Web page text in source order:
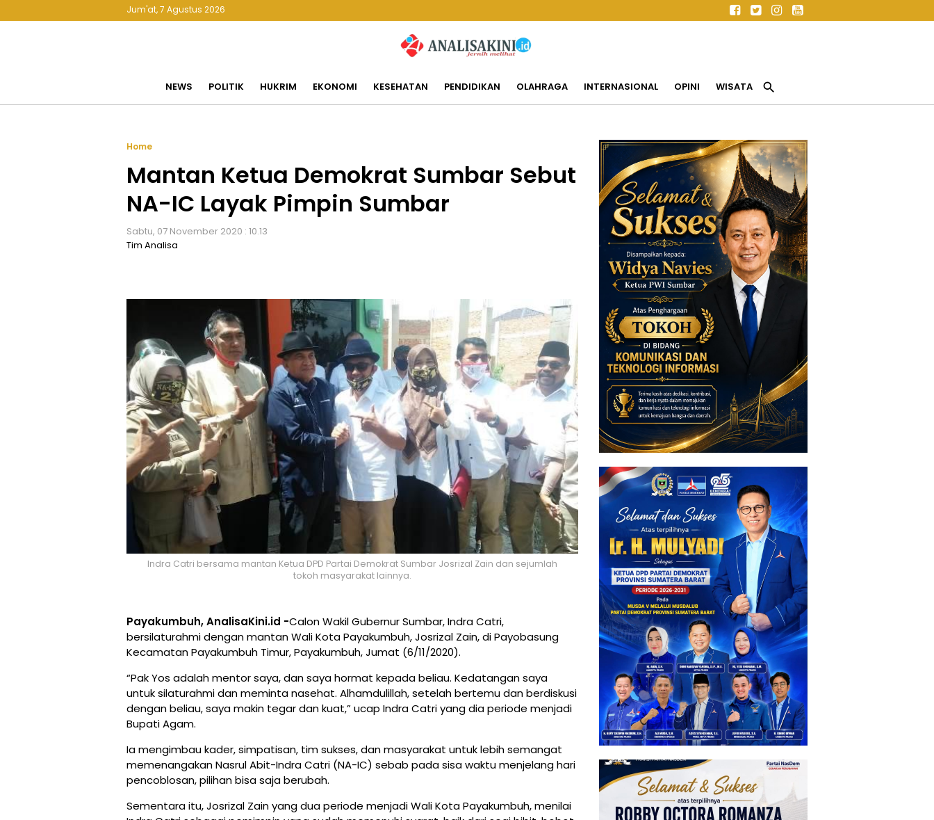
Jum'at, 7 Agustus 2026
NEWS POLITIK HUKRIM EKONOMI KESEHATAN PENDIDIKAN OLAHRAGA INTERNASIONAL OPINI WISATA search
Home
Mantan Ketua Demokrat Sumbar Sebut
NA-IC Layak Pimpin Sumbar
Sabtu, 07 November 2020 : 10.13
Tim Analisa
Indra Catri bersama mantan Ketua DPD Partai Demokrat Sumbar Josrizal Zain dan sejumlah
tokoh masyarakat lainnya.
Payakumbuh, AnalisaKini.id -Calon Wakil Gubernur Sumbar, Indra Catri,
bersilaturahmi dengan mantan Wali Kota Payakumbuh, Josrizal Zain, di Payobasung
Kecamatan Payakumbuh Timur, Payakumbuh, Jumat (6/11/2020).
“Pak Yos adalah mentor saya, dan saya hormat kepada beliau. Kedatangan saya
untuk silaturahmi dan meminta nasehat. Alhamdulillah, setelah bertemu dan berdiskusi
dengan beliau, saya makin tegar dan kuat,” ucap Indra Catri yang dia periode menjadi
Bupati Agam.
Ia mengimbau kader, simpatisan, tim sukses, dan masyarakat untuk lebih semangat
memenangakan Nasrul Abit-Indra Catri (NA-IC) sebab pada sisa waktu menjelang hari
pencoblosan, pilihan bisa saja berubah.
Sementara itu, Josrizal Zain yang dua periode menjadi Wali Kota Payakumbuh, menilai